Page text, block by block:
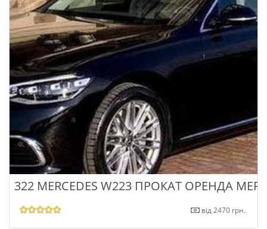
322 MERCEDES W223 ПРОКАТ ОРЕНДА
від 2470 грн.